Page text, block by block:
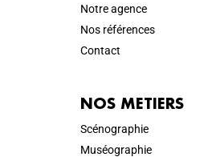
Notre agence
Nos références
Contact
NOS METIERS
Scénographie
Muséographie